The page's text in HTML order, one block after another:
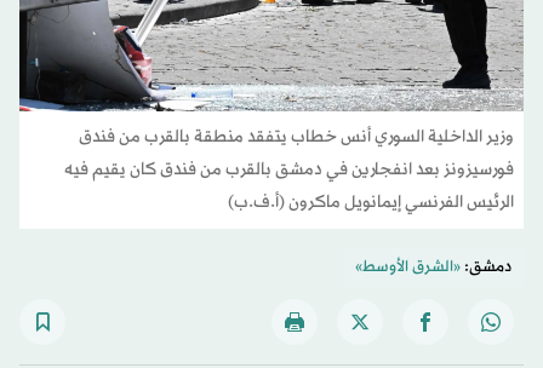
وزير الداخلية السوري أنس خطاب يتفقد منطقة بالقرب من فندق
فورسيزونز بعد انفجارين في دمشق بالقرب من فندق كان يقيم فيه
الرئيس الفرنسي إيمانويل ماكرون (أ.ف.ب)
دمشق:«الشرق الأوسط»